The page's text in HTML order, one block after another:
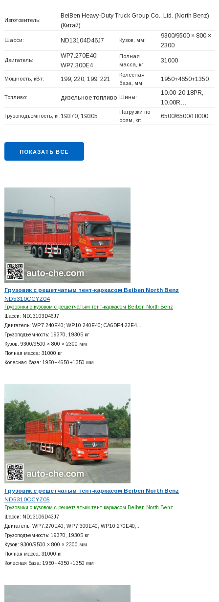
Изготовитель:
BeiBen Heavy-Duty Truck Group Co., Ltd. (North Benz)
(Китай)
Шасси: ND13104D46J7 Кузов, мм:
9300/9500 × 800 ×
2300
Двигатель:
WP7.270E40;
WP7.300E4…
Полная
масса, кг:
31000
Мощность, кВт: 199; 220; 199; 221
Колесная
база, мм:
1950+4650+1350
Топливо: дизельное топливо Шины:
10.00-20 18PR,
10.00R…
Грузоподъемность, кг:19370, 19305
Нагрузки по
осям, кг:
6500/6500/18000
ПОКАЗАТЬ ВСЕ
Грузовик с решетчатым тент-каркасом Beiben North Benz
ND5310CCYZ04
Грузовики с кузовом с решетчатым тент-каркасом Beiben North Benz
Шасси: ND13103D46J7
Двигатель: WP7.240E40; WP10.240E40; CA6DF4-22E4…
Грузоподъемность: 19370, 19305 кг
Кузов: 9300/9500 × 800 × 2300 мм
Полная масса: 31000 кг
Колесная база: 1950+4650+1350 мм
Грузовик с решетчатым тент-каркасом Beiben North Benz
ND5310CCYZ05
Грузовики с кузовом с решетчатым тент-каркасом Beiben North Benz
Шасси: ND13106D43J7
Двигатель: WP7.270E40; WP7.300E40; WP10.270E40;…
Грузоподъемность: 19370, 19305 кг
Кузов: 9300/9500 × 800 × 2300 мм
Полная масса: 31000 кг
Колесная база: 1950+4350+1350 мм